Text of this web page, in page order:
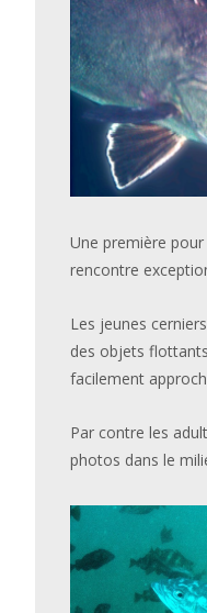
Une première
rencontre
Les jeunes
des objets
facilement
Par contre les
photos dans le